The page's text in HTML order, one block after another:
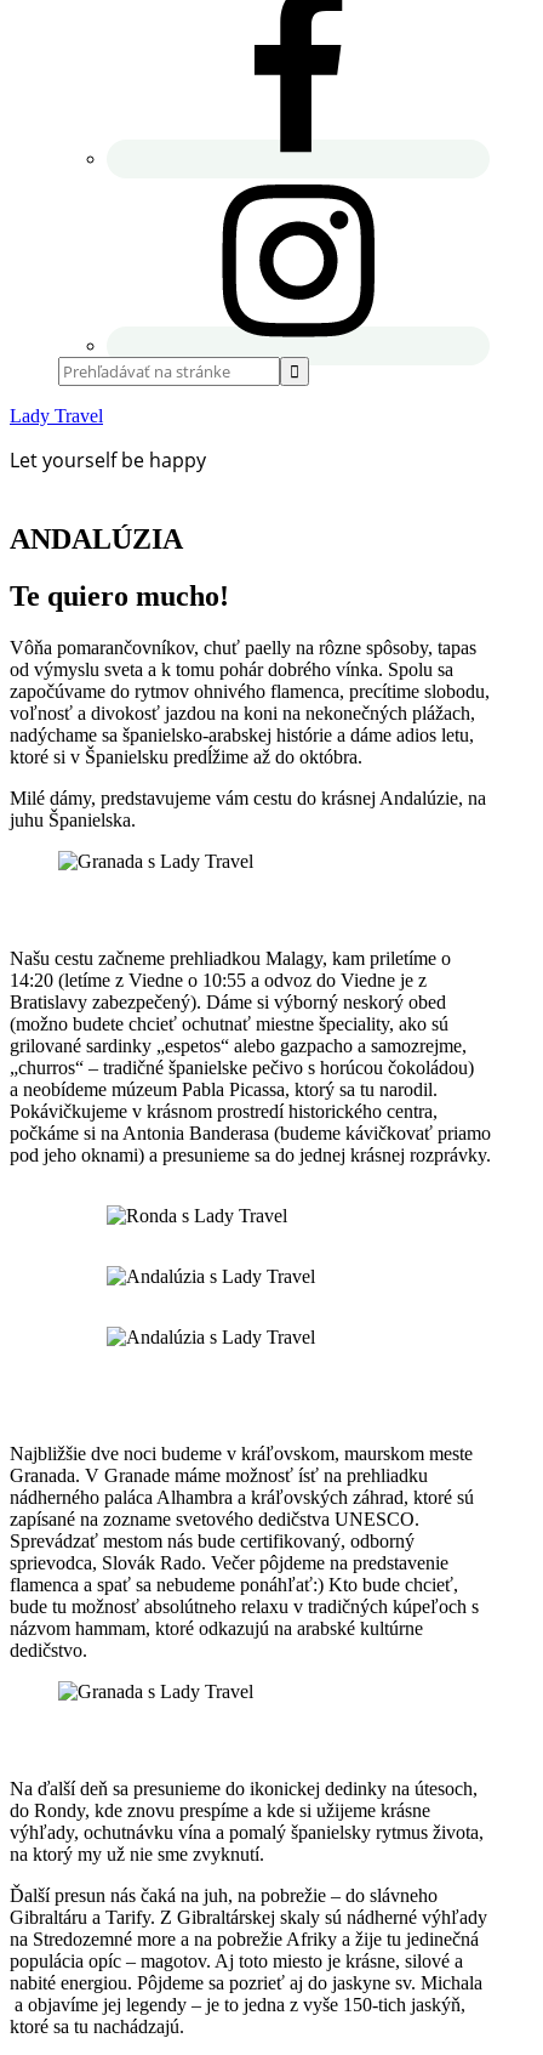
Lady Travel
Let yourself be happy
ANDALÚZIA
Te quiero mucho!
Vôňa pomarančovníkov, chuť paelly na rôzne spôsoby, tapas
od výmyslu sveta a k tomu pohár dobrého vínka. Spolu sa
započúvame do rytmov ohnivého flamenca, precítime slobodu,
voľnosť a divokosť jazdou na koni na nekonečných plážach,
nadýchame sa španielsko-arabskej histórie a dáme adios letu,
ktoré si v Španielsku predĺžime až do októbra.
Milé dámy, predstavujeme vám cestu do krásnej Andalúzie, na
juhu Španielska.
Našu cestu začneme prehliadkou Malagy, kam priletíme o
14:20 (letíme z Viedne o 10:55 a odvoz do Viedne je z
Bratislavy zabezpečený). Dáme si výborný neskorý obed
(možno budete chcieť ochutnať miestne špeciality, ako sú
grilované sardinky „espetos“ alebo gazpacho a samozrejme,
„churros“ – tradičné španielske pečivo s horúcou čokoládou)
a neobídeme múzeum Pabla Picassa, ktorý sa tu narodil.
Pokávičkujeme v krásnom prostredí historického centra,
počkáme si na Antonia Banderasa (budeme kávičkovať priamo
pod jeho oknami) a presunieme sa do jednej krásnej rozprávky.
Najbližšie dve noci budeme v kráľovskom, maurskom meste
Granada. V Granade máme možnosť ísť na prehliadku
nádherného paláca Alhambra a kráľovských záhrad, ktoré sú
zapísané na zozname svetového dedičstva UNESCO.
Sprevádzať mestom nás bude certifikovaný, odborný
sprievodca, Slovák Rado. Večer pôjdeme na predstavenie
flamenca a spať sa nebudeme ponáhľať:) Kto bude chcieť,
bude tu možnosť absolútneho relaxu v tradičných kúpeľoch s
názvom hammam, ktoré odkazujú na arabské kultúrne
dedičstvo.
Na ďalší deň sa presunieme do ikonickej dedinky na útesoch,
do Rondy, kde znovu prespíme a kde si užijeme krásne
výhľady, ochutnávku vína a pomalý španielsky rytmus života,
na ktorý my už nie sme zvyknutí.
Ďalší presun nás čaká na juh, na pobrežie – do slávneho
Gibraltáru a Tarify. Z Gibraltárskej skaly sú nádherné výhľady
na Stredozemné more a na pobrežie Afriky a žije tu jedinečná
populácia opíc – magotov. Aj toto miesto je krásne, silové a
nabité energiou. Pôjdeme sa pozrieť aj do jaskyne sv. Michala
a objavíme jej legendy – je to jedna z vyše 150-tich jaskýň,
ktoré sa tu nachádzajú.